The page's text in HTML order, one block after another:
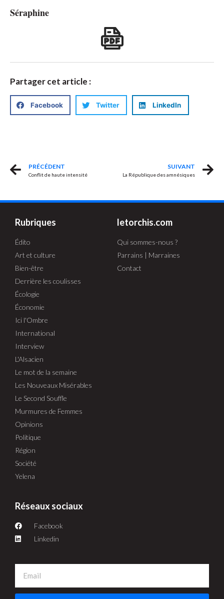
Séraphine
Partager cet article :
Facebook Twitter LinkedIn
PRÉCÉDENT
Conflit de haute intensité
SUIVANT
La République des amnésiques
Rubriques
Édito
Art et culture
Bien-être
Derrière les coulisses
Écologie
Économie
Ici l'Ombre
International
Interview
L'Alsacien
Le mot de la semaine
Les Nouveaux Misérables
Le Second Souffle
Murmures de Femmes
Opinions
Politique
Région
Société
Yelena
letorchis.com
Qui sommes-nous ?
Parrains | Marraines
Contact
Réseaux sociaux
Facebook
Linkedin